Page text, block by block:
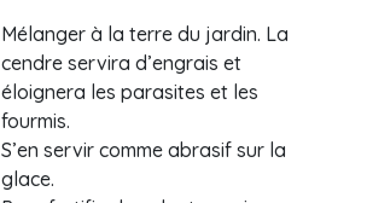
Mélanger à la terre du jardin. La
cendre servira d’engrais et
éloignera les parasites et les
fourmis.
S’en servir comme abrasif sur la
glace.